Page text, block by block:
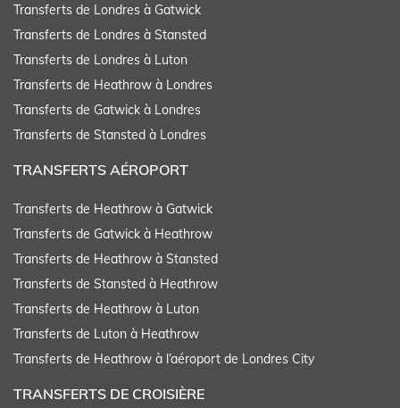
Transferts de Londres à Gatwick
Transferts de Londres à Stansted
Transferts de Londres à Luton
Transferts de Heathrow à Londres
Transferts de Gatwick à Londres
Transferts de Stansted à Londres
TRANSFERTS AÉROPORT
Transferts de Heathrow à Gatwick
Transferts de Gatwick à Heathrow
Transferts de Heathrow à Stansted
Transferts de Stansted à Heathrow
Transferts de Heathrow à Luton
Transferts de Luton à Heathrow
Transferts de Heathrow à l’aéroport de Londres City
TRANSFERTS DE CROISIÈRE